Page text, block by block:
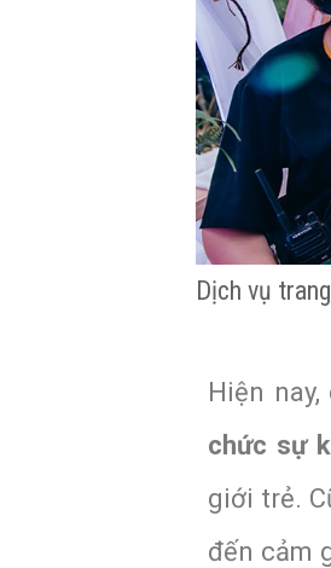
Dịch vụ
Hiện
chức sự
giới trẻ.
đến cảm